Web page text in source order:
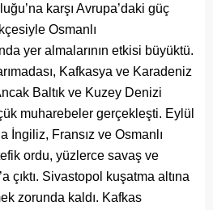
karşı Avrupa’daki güç
Osmanlı
yer almalarının etkisi büyüktü.
Kafkasya ve Karadeniz
Baltık ve Kuzey Denizi
muharebeler gerçekleşti. Eylül
İngiliz, Fransız ve Osmanlı
ordu, yüzlerce savaş ve
çıktı. Sivastopol kuşatma altına
zorunda kaldı. Kafkas